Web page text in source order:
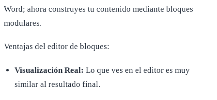
Word; ahora construyes tu contenido mediante bloques
modulares.
Ventajas del editor de bloques:
Visualización Real: Lo que ves en el editor es muy
similar al resultado final.